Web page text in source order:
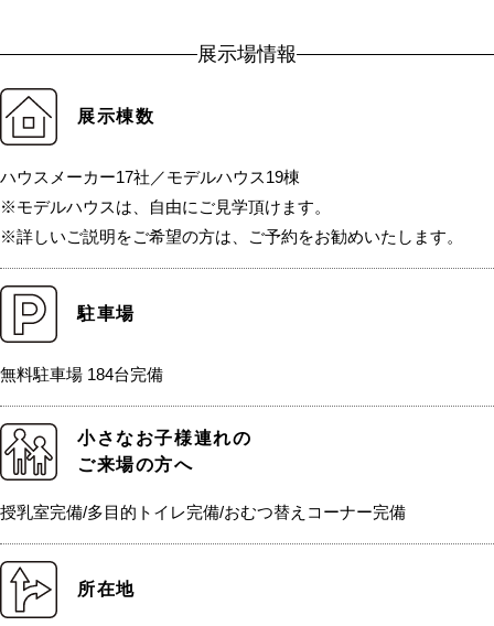
展示場情報
展示棟数
ハウスメーカー17社／モデルハウス19棟
※モデルハウスは、自由にご見学頂けます。
※詳しいご説明をご希望の方は、ご予約をお勧めいたします。
駐車場
無料駐車場 184台完備
小さなお子様連れの
ご来場の方へ
授乳室完備/多目的トイレ完備/おむつ替えコーナー完備
所在地